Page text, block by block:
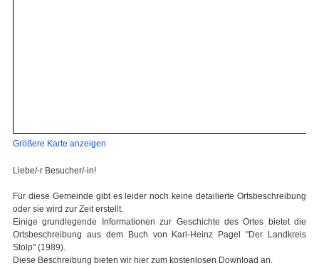
Größere Karte anzeigen
Liebe/-r Besucher/-in!
Für diese Gemeinde gibt es leider noch keine detailierte Ortsbeschreibung
oder sie wird zur Zeit erstellt.
Einige grundlegende Informationen zur Geschichte des Ortes bietet die
Ortsbeschreibung aus dem Buch von Karl-Heinz Pagel "Der Landkreis
Stolp" (1989).
Diese Beschreibung bieten wir hier zum kostenlosen Download an.